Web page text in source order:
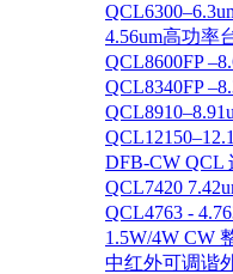
4.56um高功率
QCL8600FP
QCL8340FP
DFB-CW QCL
QCL7420
QCL4763 -
1.5W/4W CW
中红外可调谐